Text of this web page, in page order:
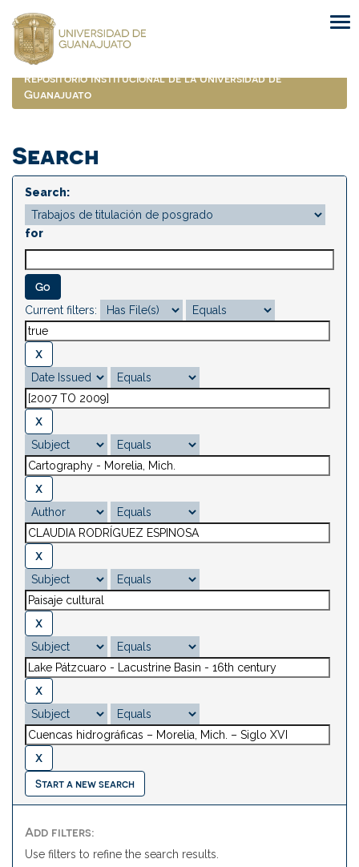
navigation
Repositorio Institucional de la Universidad de
Guanajuato
Search
Search:
for
Current filters:
Start a new search
Add filters:
Use filters to refine the search results.